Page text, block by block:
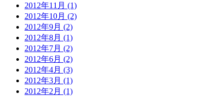
2012年11月 (1)
2012年10月 (2)
2012年9月 (2)
2012年8月 (1)
2012年7月 (2)
2012年6月 (2)
2012年4月 (3)
2012年3月 (1)
2012年2月 (1)